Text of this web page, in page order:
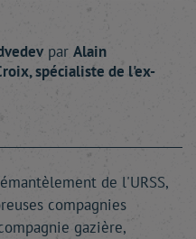
par Alain
spécialiste de l'ex-
de l'URSS,
compagnies
gazière,